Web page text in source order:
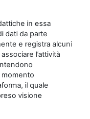
in essa
dati da parte
e registra alcuni
l’attività
il quale
visione